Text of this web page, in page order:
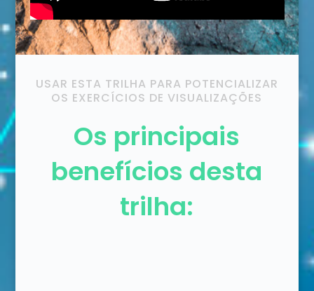
USAR ESTA TRILHA PARA POTENCIALIZAR
OS EXERCÍCIOS DE VISUALIZAÇÕES
Os principais
benefícios desta
trilha: